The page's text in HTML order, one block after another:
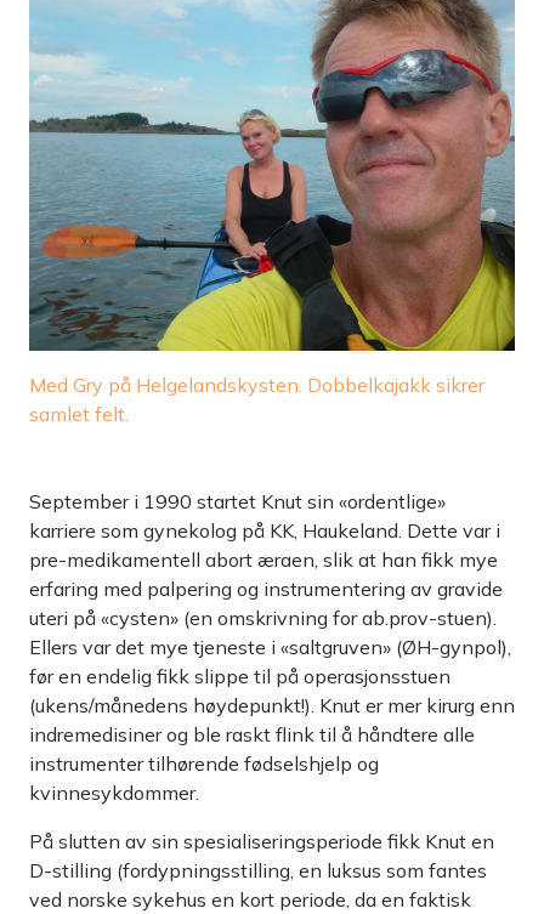
Med Gry på Helgelandskysten. Dobbelkajakk sikrer
samlet felt.
September i 1990 startet Knut sin «ordentlige»
karriere som gynekolog på KK, Haukeland. Dette var i
pre-medikamentell abort æraen, slik at han fikk mye
erfaring med palpering og instrumentering av gravide
uteri på «cysten» (en omskrivning for ab.prov-stuen).
Ellers var det mye tjeneste i «saltgruven» (ØH-gynpol),
før en endelig fikk slippe til på operasjonsstuen
(ukens/månedens høydepunkt!). Knut er mer kirurg enn
indre­medisiner og ble raskt flink til å håndtere alle
instrumenter tilhørende fødselshjelp og
kvinnesykdommer.
På slutten av sin spesialiseringsperiode fikk Knut en
D-stilling (fordypningsstilling, en luksus som fantes
ved norske sykehus en kort periode, da en faktisk